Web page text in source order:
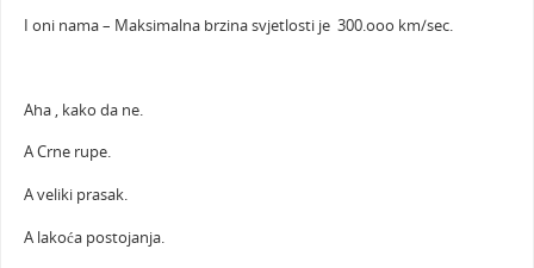
I oni nama – Maksimalna brzina svjetlosti je 300.ooo km/sec.
Aha , kako da ne.
A Crne rupe.
A veliki prasak.
A lakoća postojanja.